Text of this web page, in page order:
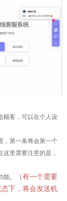
顾客，可以在个人设
，第一条将会第一个
里需要注意的是，
。
（有一个需要
下，将会发送机